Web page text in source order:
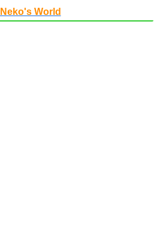
Neko's World